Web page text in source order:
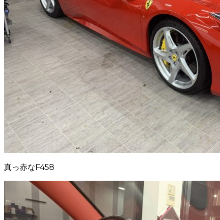
真っ赤なF458